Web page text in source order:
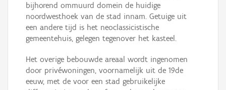
bijhorend ommuurd domein de huidige
noordwesthoek van de stad innam. Getuige uit
een andere tijd is het neoclassicistische
gemeentehuis, gelegen tegenover het kasteel.
Het overige bebouwde areaal wordt ingenomen
door privéwoningen, voornamelijk uit de 19de
eeuw, met de voor een stad gebruikelijke